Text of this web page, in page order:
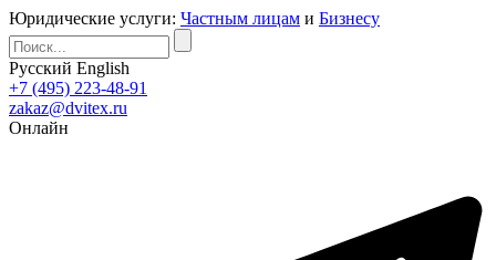
Юридические услуги: Частным лицам и Бизнесу
Русский English
+7 (495) 223-48-91
zakaz@dvitex.ru
Онлайн